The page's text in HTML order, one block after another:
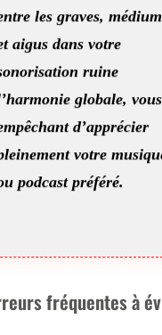
les graves,
aigus dans votre
ruine
globale, vous
d’apprécier
votre
podcast préféré.
fréquentes à